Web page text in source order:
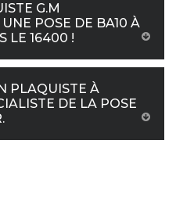
G.M
POSE DE BA10 À
LE 16400 !
PLAQUISTE À
DE LA POSE